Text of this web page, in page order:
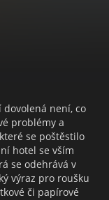
není, co
problémy a
se poštěstilo
hotel se vším
se odehrává v
výraz pro roušku
či papírové